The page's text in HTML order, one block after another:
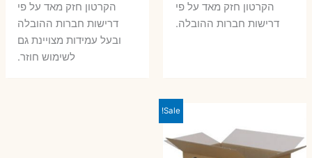
הקרטון חזק מאד על פי
דרישות חברות ההובלה.
הקרטון חזק מאד על פי
דרישות חברות ההובלה
ובעל עמידות מצויינת גם
לשימוש חוזר.
Sale!